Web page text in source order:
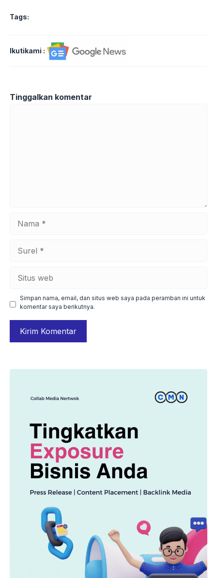
Tags:
Ikutikami :
Tinggalkan komentar
Simpan nama, email, dan situs web saya pada peramban ini untuk
komentar saya berikutnya.